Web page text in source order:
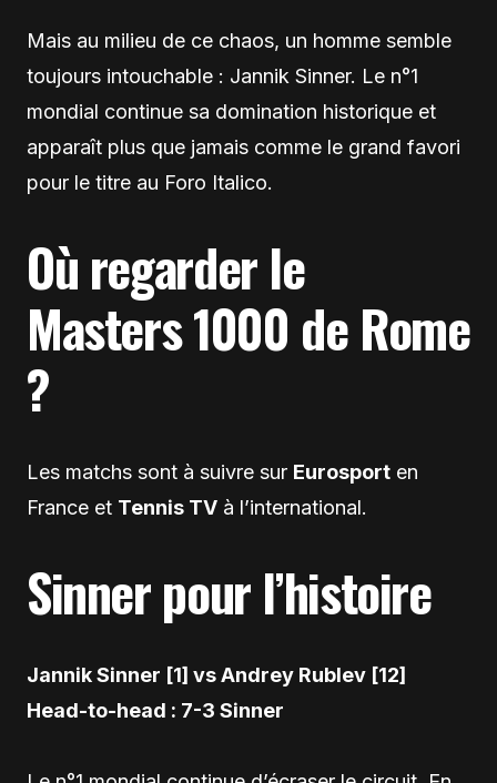
Mais au milieu de ce chaos, un homme semble
toujours intouchable : Jannik Sinner. Le n°1
mondial continue sa domination historique et
apparaît plus que jamais comme le grand favori
pour le titre au Foro Italico.
Où regarder le
Masters 1000 de Rome
?
Les matchs sont à suivre sur Eurosport en
France et Tennis TV à l’international.
Sinner pour l’histoire
Jannik Sinner [1] vs Andrey Rublev [12]
Head-to-head : 7-3 Sinner